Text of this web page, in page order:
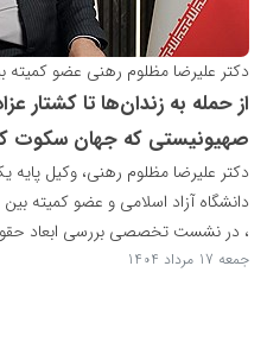
از حمله به زندان‌ها تا کشتار
صهیونیستی که جهان سکوت
دکتر علیرضا مظلوم رهنی، وکیل
دانشگاه آزاد اسلامی و عضو کمیته
، در نشست تخصصی بررسی ابعاد
جمعه 17 مرداد 1404